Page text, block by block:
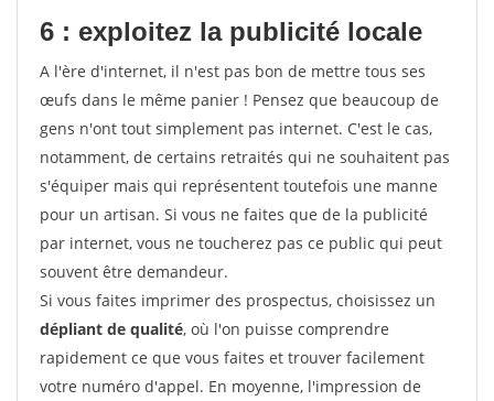
6 : exploitez la publicité locale
A l'ère d'internet, il n'est pas bon de mettre tous ses
œufs dans le même panier ! Pensez que beaucoup de
gens n'ont tout simplement pas internet. C'est le cas,
notamment, de certains retraités qui ne souhaitent pas
s'équiper mais qui représentent toutefois une manne
pour un artisan. Si vous ne faites que de la publicité
par internet, vous ne toucherez pas ce public qui peut
souvent être demandeur.
Si vous faites imprimer des prospectus, choisissez un
dépliant de qualité, où l'on puisse comprendre
rapidement ce que vous faites et trouver facilement
votre numéro d'appel. En moyenne, l'impression de